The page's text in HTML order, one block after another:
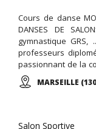
Cours de danse
DANSES DE
gymnastique
professeurs
passionnant de la
Stages vacances,
MARSEILLE
Salon Sportive